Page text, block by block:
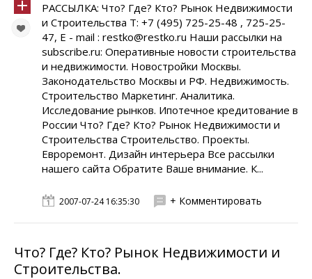
РАССЫЛКА: Что? Где? Кто? Рынок Недвижимости
и Строительства Т: +7 (495) 725-25-48 , 725-25-
47, E - mail : restko@restko.ru Наши рассылки на
subscribe.ru: Оперативные новости строительства
и недвижимости. Новостройки Москвы.
Законодательство Москвы и РФ. Недвижимость.
Строительство Маркетинг. Аналитика.
Исследование рынков. Ипотечное кредитование в
России Что? Где? Кто? Рынок Недвижимости и
Строительства Cтроительство. Проекты.
Евроремонт. Дизайн интерьера Все рассылки
нашего сайта Обратите Ваше внимание. К...
2007-07-24 16:35:30 + Комментировать
Что? Где? Кто? Рынок Недвижимости и
Строительства.